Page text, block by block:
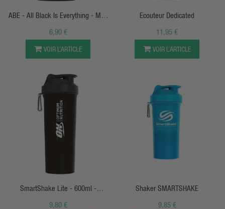
ABE - All Black Is Everything - Mini
Shaker 400ml Applied Nutrition
6,90 €
VOIR L’ARTICLE
Ecouteur Dedicated
11,95 €
VOIR L’ARTICLE
SmartShake Lite - 600ml -
Optimum
9,80 €
Shaker SMARTSHAKE
9,85 €